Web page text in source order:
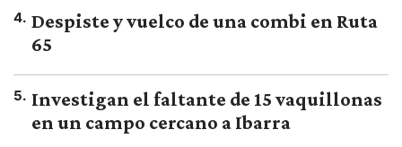
4. Despiste y vuelco de una combi en Ruta
65
5. Investigan el faltante de 15 vaquillonas
en un campo cercano a Ibarra